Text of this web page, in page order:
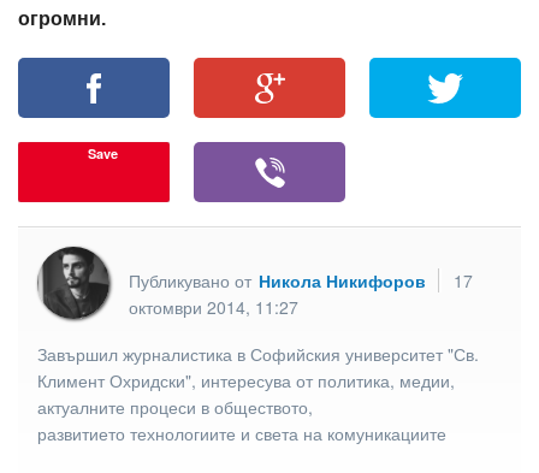
огромни.
Save
Публикувано от Никола Никифоров
17
октомври 2014, 11:27
Завършил журналистика в Софийския университет "Св.
Климент Охридски", интересува от политика, медии,
актуалните процеси в обществото,
развитието технологиите и света на комуникациите